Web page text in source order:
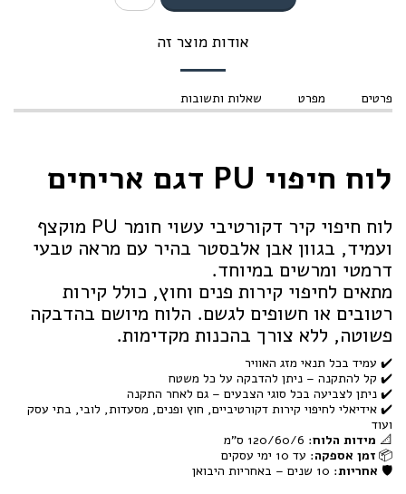
אודות מוצר זה
פרטים מפרט שאלות ותשובות
לוח חיפוי PU דגם אריחים
לוח חיפוי קיר דקורטיבי עשוי חומר PU מוקצף
ועמיד, בגוון אבן אלבסטר בהיר עם מראה טבעי
דרמטי ומרשים במיוחד.
מתאים לחיפוי קירות פנים וחוץ, כולל קירות
רטובים או חשופים לגשם. הלוח מיושם בהדבקה
פשוטה, ללא צורך בהכנות מקדימות.
✔️ עמיד בכל תנאי מזג האוויר
✔️ קל להתקנה – ניתן להדבקה על כל משטח
✔️ ניתן לצביעה בכל סוגי הצבעים – גם לאחר התקנה
✔️ אידיאלי לחיפוי קירות דקורטיביים, חוץ ופנים, מסעדות, לובי, בתי עסק
ועוד
📐 מידות הלוח: 120/60/6 ס"מ
📦 זמן אספקה: עד 10 ימי עסקים
🛡️ אחריות: 10 שנים – באחריות היבואן